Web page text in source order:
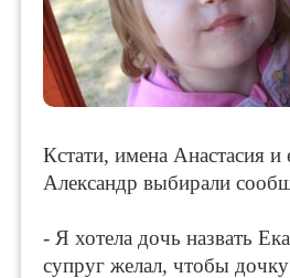
Кстати, имена Анастасия и
Александр выбирали
- Я хотела дочь назвать
супруг желал, чтобы дочку